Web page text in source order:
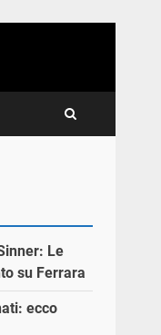
Le
su Ferrara
ecco